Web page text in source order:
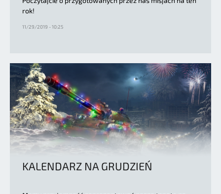
rok!
11/29/2019 - 10:25
KALENDARZ NA GRUDZIEŃ